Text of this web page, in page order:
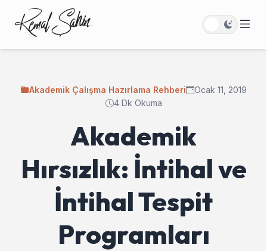
Akademik Çalışma Hazırlama Rehberi
Ocak 11, 2019
4 Dk Okuma
Akademik
Hırsızlık: İntihal ve
İntihal Tespit
Programları